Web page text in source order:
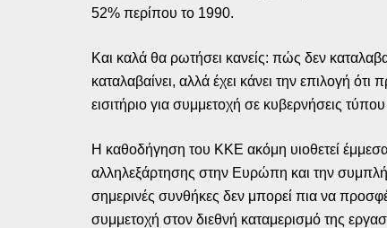
52% περίπου το 1990.
Και καλά θα ρωτήσει κανείς: πώς δεν
καταλαβαίνει, αλλά έχει κάνει την επιλογή
εισιτήριο για συμμετοχή σε κυβερνήσεις
Η καθοδήγηση του ΚΚΕ ακόμη υιοθετεί
αλληλεξάρτησης στην Ευρώπη και την
σημερινές συνθήκες δεν μπορεί πια να
συμμετοχή στον διεθνή καταμερισμό της